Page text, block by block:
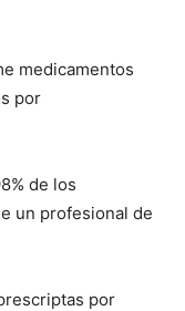
medicamentos
por
de los
un profesional de
por